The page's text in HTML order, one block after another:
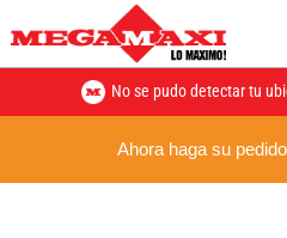
No se pudo detectar tu
Ahora haga su